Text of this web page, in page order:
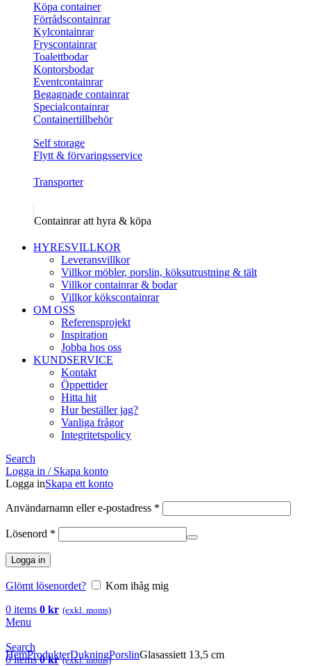
Köpa container
Förrådscontainrar
Kylcontainrar
Fryscontainrar
Toalettbodar
Kontorsbodar
Eventcontainrar
Begagnade containrar
Specialcontainrar
Containertillbehör
Self storage
Flytt & förvaringsservice
Transporter
Containrar att hyra & köpa
HYRESVILLKOR
Leveransvillkor
Villkor möbler, porslin, köksutrustning & tält
Villkor containrar & bodar
Villkor kökscontainrar
OM OSS
Referensprojekt
Inspiration
Jobba hos oss
KUNDSERVICE
Kontakt
Öppettider
Hitta hit
Hur beställer jag?
Vanliga frågor
Integritetspolicy
Search
Logga in / Skapa konto
Logga inSkapa ett konto
Användarnamn eller e-postadress *
Lösenord *
Logga in
Glömt lösenordet?
Kom ihåg mig
0 items 0 kr (exkl. moms)
Menu
Search
0items 0kr (exkl. moms)
HemProdukterDukningPorslinGlasassiett 13,5 cm